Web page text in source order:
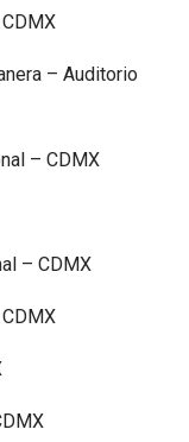
– Auditorio
– CDMX
– CDMX